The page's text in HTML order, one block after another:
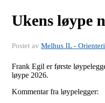
Ukens løype
Postet av Melhus IL -
Frank Egil er første
løype 2026.
Kommentar fra løypelegger: